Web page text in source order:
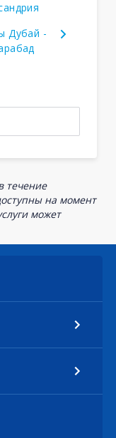
Дубай -
течение
на момент
может